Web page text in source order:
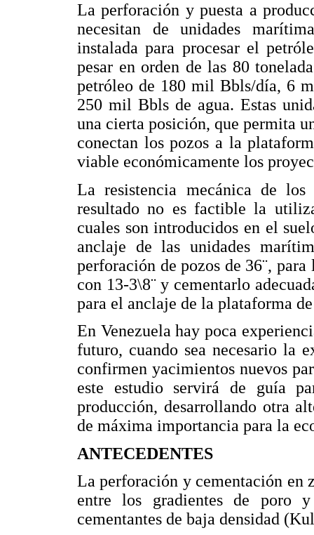
La perforación y puesta a
necesitan de unidades
instalada para procesar el
pesar en orden de las 80
petróleo de 180 mil Bbls/día, 6
250 mil Bbls de agua. Estas
una cierta posición, que permita
conectan los pozos a la
viable económicamente los
La resistencia mecánica de los
resultado no es factible la
cuales son introducidos en el
anclaje de las unidades
perforación de pozos de 36¨,
con 13-3\8¨ y cementarlo
para el anclaje de la plataforma
En Venezuela hay poca
futuro, cuando sea necesario la
confirmen yacimientos nuevos
este estudio servirá de guía
producción, desarrollando otra
de máxima importancia para la
ANTECEDENTES
La perforación y cementación en
entre los gradientes de poro
cementantes de baja densidad